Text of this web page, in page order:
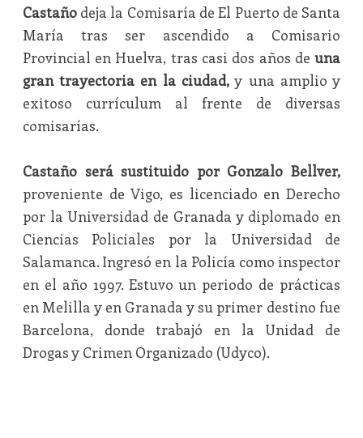
Castañodeja la Comisaría de El Puerto de Santa
María tras ser ascendido a Comisario
Provincial en Huelva, tras casi dos años deuna
gran trayectoria en la ciudad, y una amplio y
exitoso currículum al frente de diversas
comisarías.
Castaño será sustituido por Gonzalo Bellver,
proveniente de Vigo, es licenciado en Derecho
por la Universidad de Granada y diplomado en
Ciencias Policiales por la Universidad de
Salamanca. Ingresó en la Policía como inspector
en el año 1997. Estuvo un periodo de prácticas
en Melilla y en Granada y su primer destino fue
Barcelona, donde trabajó en la Unidad de
Drogas y Crimen Organizado (Udyco).